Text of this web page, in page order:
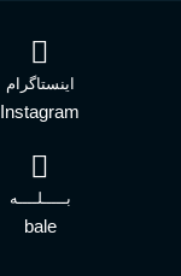
اینستاگرام
Instagram
بـــــلــــه
bale